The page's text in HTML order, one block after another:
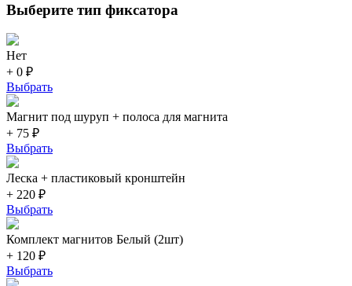
Выберите тип фиксатора
Нет
+ 0 ₽
Выбрать
Магнит под шуруп + полоса для магнита
+ 75 ₽
Выбрать
Леска + пластиковый кронштейн
+ 220 ₽
Выбрать
Комплект магнитов Белый (2шт)
+ 120 ₽
Выбрать